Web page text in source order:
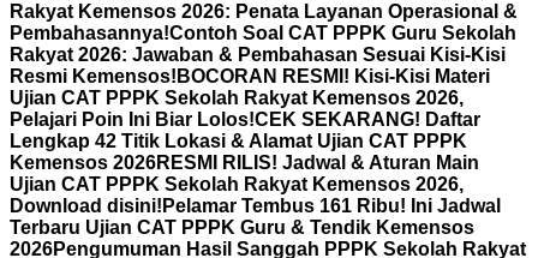
Rakyat Kemensos 2026: Penata Layanan Operasional &
Pembahasannya!Contoh Soal CAT PPPK Guru Sekolah
Rakyat 2026: Jawaban & Pembahasan Sesuai Kisi-Kisi
Resmi Kemensos! BOCORAN RESMI! Kisi-Kisi Materi
Ujian CAT PPPK Sekolah Rakyat Kemensos 2026,
Pelajari Poin Ini Biar Lolos!CEK SEKARANG! Daftar
Lengkap 42 Titik Lokasi & Alamat Ujian CAT PPPK
Kemensos 2026RESMI RILIS! Jadwal & Aturan Main
Ujian CAT PPPK Sekolah Rakyat Kemensos 2026,
Download disini! Pelamar Tembus 161 Ribu! Ini Jadwal
Terbaru Ujian CAT PPPK Guru & Tendik Kemensos
2026Pengumuman Hasil Sanggah PPPK Sekolah Rakyat